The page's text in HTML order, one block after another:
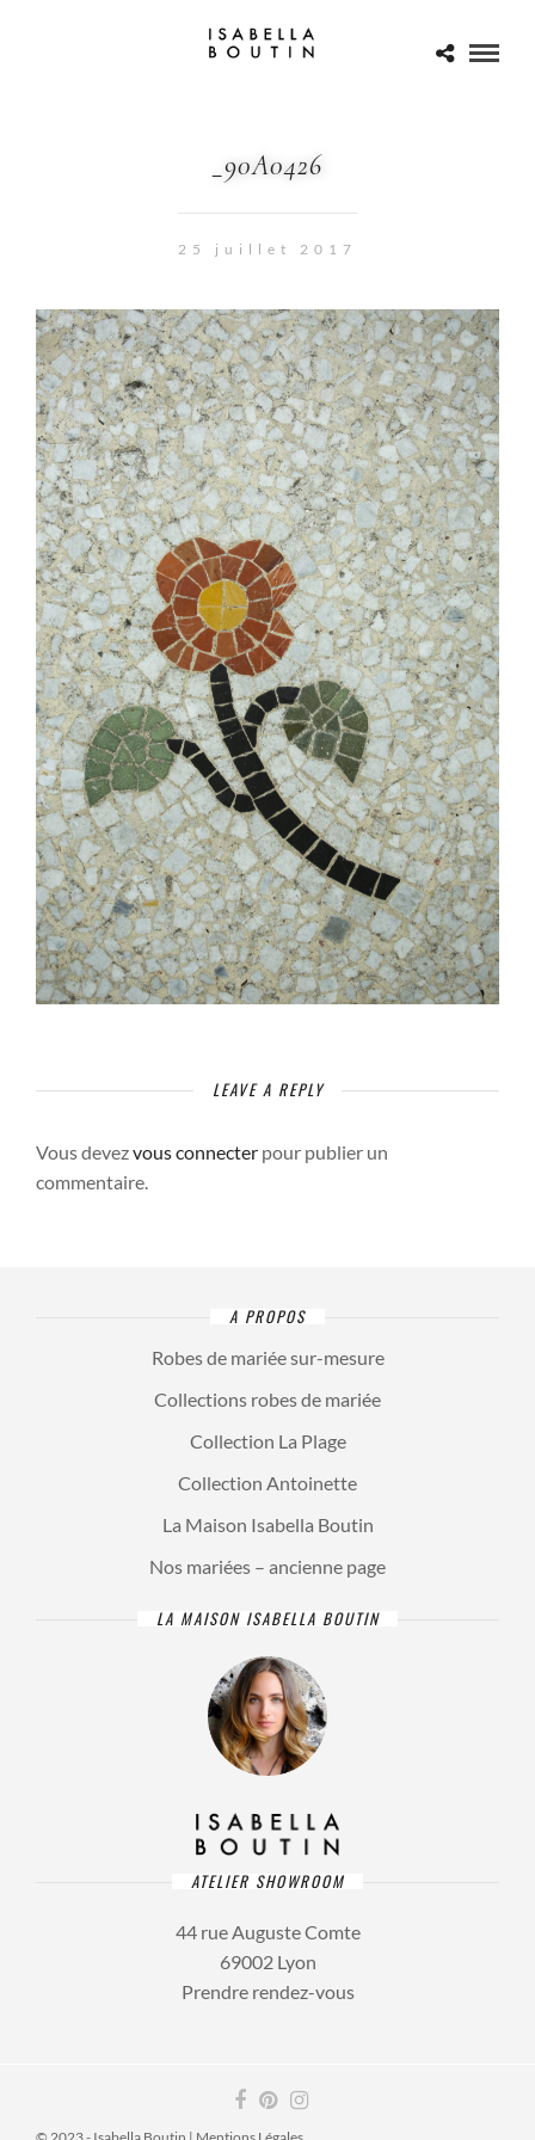
_90A0426
25 juillet 2017
LEAVE A REPLY
Vous devezvous connecter pour publier un
commentaire.
A PROPOS
Robes de mariée sur-mesure
Collections robes de mariée
Collection La Plage
Collection Antoinette
La Maison Isabella Boutin
Nos mariées – ancienne page
LA MAISON ISABELLA BOUTIN
ATELIER SHOWROOM
44 rue Auguste Comte
69002 Lyon
Prendre rendez-vous